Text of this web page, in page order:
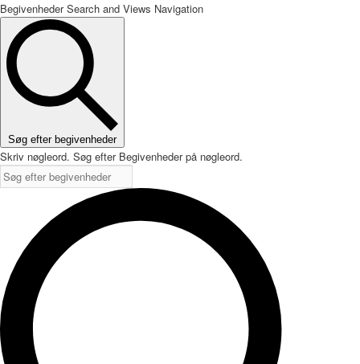
Begivenheder Search and Views Navigation
Søg efter begivenheder
Skriv nøgleord. Søg efter Begivenheder på nøgleord.